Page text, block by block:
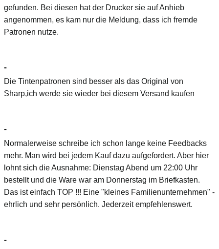
gefunden. Bei diesen hat der Drucker sie auf Anhieb
angenommen, es kam nur die Meldung, dass ich fremde
Patronen nutze.
-
Die Tintenpatronen sind besser als das Original von
Sharp,ich werde sie wieder bei diesem Versand kaufen
-
Normalerweise schreibe ich schon lange keine Feedbacks
mehr. Man wird bei jedem Kauf dazu aufgefordert. Aber hier
lohnt sich die Ausnahme: Dienstag Abend um 22:00 Uhr
bestellt und die Ware war am Donnerstag im Briefkasten.
Das ist einfach TOP !!! Eine "kleines Familienunternehmen" -
ehrlich und sehr persönlich. Jederzeit empfehlenswert.
-